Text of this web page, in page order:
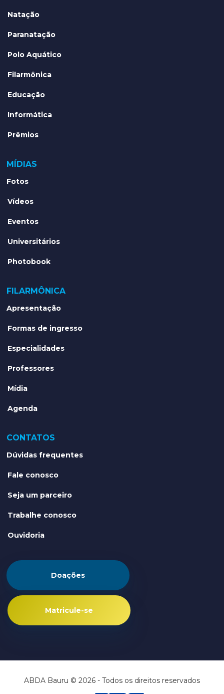
Natação
Paranatação
Polo Aquático
Filarmônica
Educação
Informática
Prêmios
MÍDIAS
Fotos
Vídeos
Eventos
Universitários
Photobook
FILARMÔNICA
Apresentação
Formas de ingresso
Especialidades
Professores
Mídia
Agenda
CONTATOS
Dúvidas frequentes
Fale conosco
Seja um parceiro
Trabalhe conosco
Ouvidoria
Doações
Matricule-se
ABDA Bauru © 2026 - Todos os direitos reservados